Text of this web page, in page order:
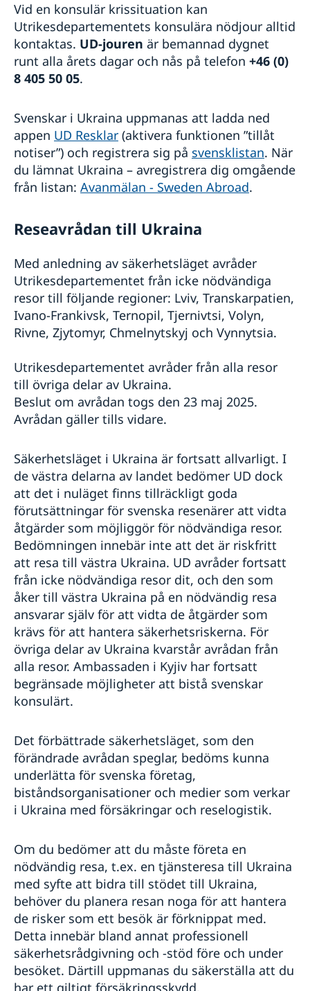
Vid en konsulär krissituation kan
Utrikesdepartementets konsulära nödjour alltid
kontaktas. UD-jouren är bemannad dygnet
runt alla årets dagar och nås på telefon +46 (0)
8 405 50 05.
Svenskar i Ukraina uppmanas att ladda ned
appen UD Resklar (aktivera funktionen ”tillåt
notiser”) och registrera sig på svensklistan. När
du lämnat Ukraina – avregistrera dig omgående
från listan: Avanmälan - Sweden Abroad.
Reseavrådan till Ukraina
Med anledning av säkerhetsläget avråder
Utrikesdepartementet från icke nödvändiga
resor till följande regioner: Lviv, Transkarpatien,
Ivano-Frankivsk, Ternopil, Tjernivtsi, Volyn,
Rivne, Zjytomyr, Chmelnytskyj och Vynnytsia.
Utrikesdepartementet avråder från alla resor
till övriga delar av Ukraina.
Beslut om avrådan togs den 23 maj 2025.
Avrådan gäller tills vidare.
Säkerhetsläget i Ukraina är fortsatt allvarligt. I
de västra delarna av landet bedömer UD dock
att det i nuläget finns tillräckligt goda
förutsättningar för svenska resenärer att vidta
åtgärder som möjliggör för nödvändiga resor.
Bedömningen innebär inte att det är riskfritt
att resa till västra Ukraina. UD avråder fortsatt
från icke nödvändiga resor dit, och den som
åker till västra Ukraina på en nödvändig resa
ansvarar själv för att vidta de åtgärder som
krävs för att hantera säkerhetsriskerna. För
övriga delar av Ukraina kvarstår avrådan från
alla resor. Ambassaden i Kyjiv har fortsatt
begränsade möjligheter att bistå svenskar
konsulärt.
Det förbättrade säkerhetsläget, som den
förändrade avrådan speglar, bedöms kunna
underlätta för svenska företag,
biståndsorganisationer och medier som verkar
i Ukraina med försäkringar och reselogistik.
Om du bedömer att du måste företa en
nödvändig resa, t.ex. en tjänsteresa till Ukraina
med syfte att bidra till stödet till Ukraina,
behöver du planera resan noga för att hantera
de risker som ett besök är förknippat med.
Detta innebär bland annat professionell
säkerhetsrådgivning och -stöd före och under
besöket. Därtill uppmanas du säkerställa att du